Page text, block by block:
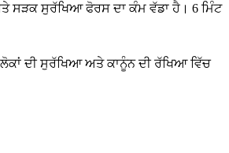
ਸੜਕ ਸੁਰੱਖਿਆ ਫੋਰਸ ਦਾ ਕੰਮ ਵੱਡਾ ਹੈ। 6 ਮਿੰਟ
ਦੀ ਸੁਰੱਖਿਆ ਅਤੇ ਕਾਨੂੰਨ ਦੀ ਰੱਖਿਆ ਵਿੱਚ